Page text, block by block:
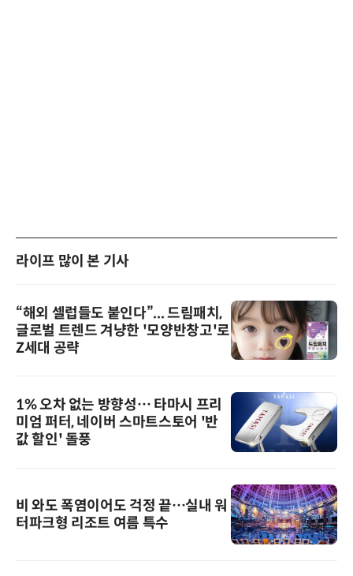
라이프 많이 본 기사
“해외 셀럽들도 붙인다”... 드림패치,
글로벌 트렌드 겨냥한 '모양반창고'로
Z세대 공략
1% 오차 없는 방향성… 타마시 프리
미엄 퍼터, 네이버 스마트스토어 '반
값 할인' 돌풍
비 와도 폭염이어도 걱정 끝…실내 워
터파크형 리조트 여름 특수